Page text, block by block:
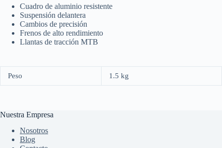
Cuadro de aluminio resistente
Suspensión delantera
Cambios de precisión
Frenos de alto rendimiento
Llantas de tracción MTB
Peso 1.5 kg
Nuestra Empresa
Nosotros
Blog